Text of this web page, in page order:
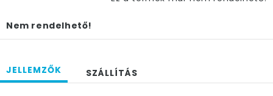
Nem rendelhető!
JELLEMZŐK SZÁLLÍTÁS